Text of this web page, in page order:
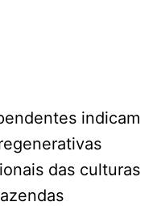
indicam
das culturas